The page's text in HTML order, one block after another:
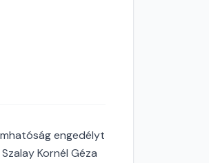
engedélyt
Kornél Géza